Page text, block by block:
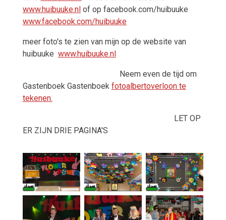
www.huibuuke.nlof op facebook.com/huibuuke
www.facebook.com/huibuuke
meer foto's te zien van mijn op de website van
huibuuke www.huibuuke.nl
Neem even de tijd om
Gastenboek Gastenboek fotoalbertoverloon te
tekenen.
LET OP
ER ZIJN DRIE PAGINA'S